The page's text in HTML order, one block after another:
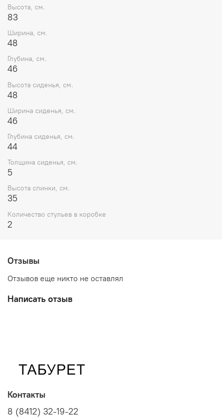
Высота, см.
83
Ширина, см.
48
Глубина, см.
46
Высота сиденья, см.
48
Ширина сиденья, см.
46
Глубина сиденья, см.
44
Толщина сиденья, см.
5
Высота спинки, см.
35
Количество стульев в коробке
2
Отзывы
Отзывов еще никто не оставлял
Написать отзыв
Контакты
8 (8412) 32-19-22